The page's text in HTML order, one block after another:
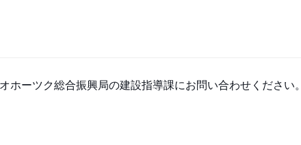
ーツク総合振興局の建設指導課にお問い合わせください。